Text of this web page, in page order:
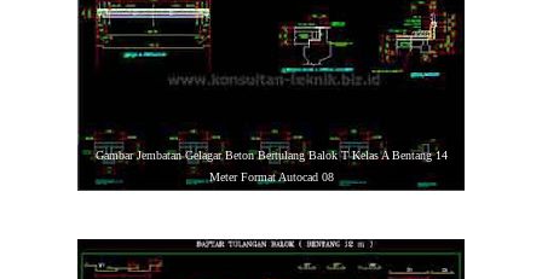
Gambar Jembatan Gelagar Beton Bertulang Balok T Kelas A Bentang 14
Meter Format Autocad 08